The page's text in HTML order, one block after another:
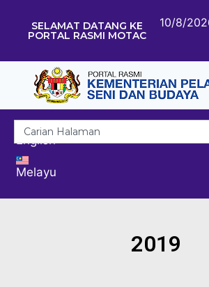
SELAMAT DATANG KE
PORTAL RASMI MOTAC
10/8/
English
Melayu
2019